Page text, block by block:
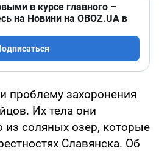
в курсе главного –
на Новини на OBOZ.UA в
проблему захоронения
Их тела они
соляных озер, которые
Славянска. Об